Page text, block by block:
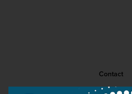
Contact
Public